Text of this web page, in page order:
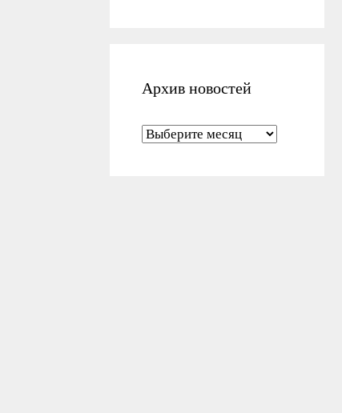
Архив новостей
Архив новостей